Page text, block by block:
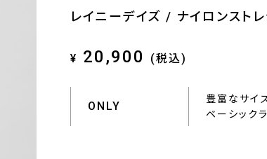
レイニーデイズ / ナイロンストレ
¥ 20,900 (税込)
ONLY
豊富なサイ
ベーシック